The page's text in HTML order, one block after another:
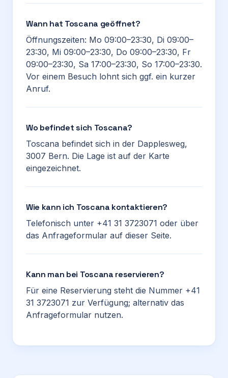
Wann hat Toscana geöffnet?
Öffnungszeiten: Mo 09:00–23:30, Di 09:00–
23:30, Mi 09:00–23:30, Do 09:00–23:30, Fr
09:00–23:30, Sa 17:00–23:30, So 17:00–23:30.
Vor einem Besuch lohnt sich ggf. ein kurzer
Anruf.
Wo befindet sich Toscana?
Toscana befindet sich in der Dapplesweg,
3007 Bern. Die Lage ist auf der Karte
eingezeichnet.
Wie kann ich Toscana kontaktieren?
Telefonisch unter +41 31 3723071 oder über
das Anfrageformular auf dieser Seite.
Kann man bei Toscana reservieren?
Für eine Reservierung steht die Nummer +41
31 3723071 zur Verfügung; alternativ das
Anfrageformular nutzen.